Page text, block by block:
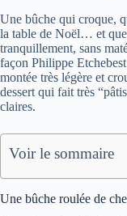
Une bûche qui croque,
la table de Noël… et
tranquillement, sans
façon Philippe
montée très légère et
dessert qui fait très
claires.
Voir le sommaire
Une bûche roulée de